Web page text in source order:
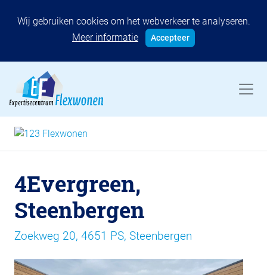
Wij gebruiken cookies om het webverkeer te analyseren.
Meer informatie
Accepteer
4Evergreen,
Steenbergen
Zoekweg 20, 4651 PS, Steenbergen